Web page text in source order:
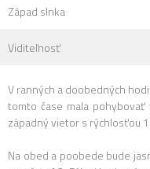
Západ slnka
Viditeľnosť
V ranných a doobedných
tomto čase mala
západný vietor s rýchlosťou
Na obed a poobede bude